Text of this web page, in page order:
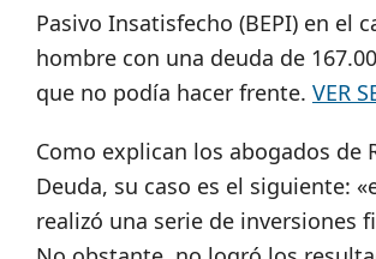
Pasivo Insatisfecho (BEPI) en el
hombre con una deuda de
que no podía hacer frente. VER
Como explican los abogados de
Deuda, su caso es el siguiente:
realizó una serie de inversiones